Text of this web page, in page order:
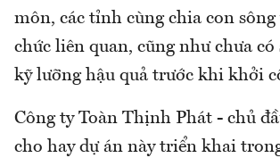
môn, các tỉnh cùng chia con sông
chức liên quan, cũng như chưa
kỹ lưỡng hậu quả trước khi khởi
Công ty Toàn Thịnh Phát - chủ
cho hay dự án này triển khai